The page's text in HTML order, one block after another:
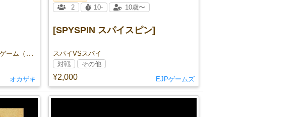
サッカーがテーマのアブストラクトゲーム（abstract strategy football board game）
オカザキ
[SPYSPIN スパイスピン]
スパイVSスパイ
¥2,000
2 10- 10歳〜
対戦 その他
EJPゲームズ